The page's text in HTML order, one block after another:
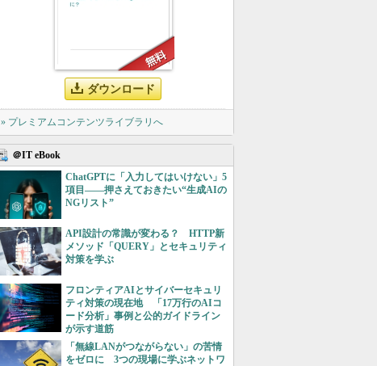
ダウンロード
» プレミアムコンテンツライブラリへ
＠IT eBook
ChatGPTに「入力してはいけない」5
項目――押さえておきたい“生成AIの
NGリスト”
API設計の常識が変わる？ HTTP新
メソッド「QUERY」とセキュリティ
対策を学ぶ
フロンティアAIとサイバーセキュリ
ティ対策の現在地 「17万行のAIコ
ード分析」事例と公的ガイドライン
が示す道筋
「無線LANがつながらない」の苦情
をゼロに 3つの現場に学ぶネットワ